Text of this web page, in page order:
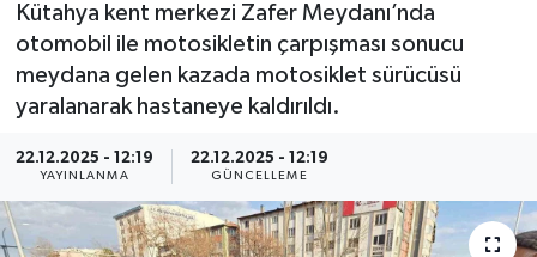
Kütahya kent merkezi Zafer Meydanı’nda
otomobil ile motosikletin çarpışması sonucu
meydana gelen kazada motosiklet sürücüsü
yaralanarak hastaneye kaldırıldı.
22.12.2025 - 12:19
YAYINLANMA
22.12.2025 - 12:19
GÜNCELLEME
Eleman
Emlak
Gündem
Haber
Haber Arşivi